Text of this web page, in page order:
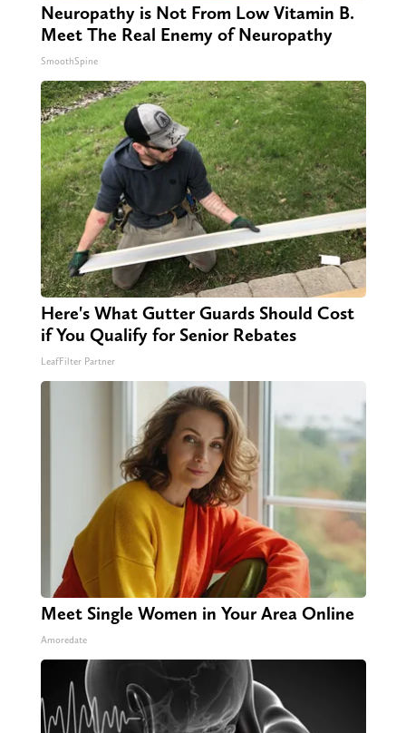
Neuropathy is Not From Low Vitamin B.
Meet The Real Enemy of Neuropathy
SmoothSpine
Here's What Gutter Guards Should Cost
if You Qualify for Senior Rebates
LeafFilter Partner
Meet Single Women in Your Area Online
Amoredate